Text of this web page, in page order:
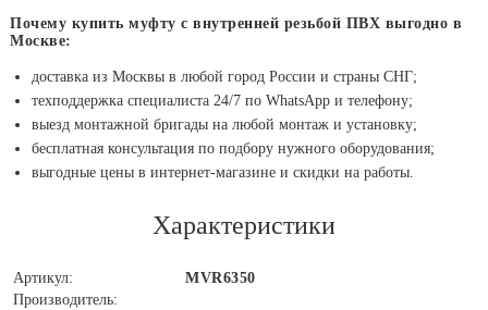
Почему купить муфту с внутренней резьбой ПВХ выгодно в
Москве:
доставка из Москвы в любой город России и страны СНГ;
техподдержка специалиста 24/7 по WhatsApp и телефону;
выезд монтажной бригады на любой монтаж и установку;
бесплатная консультация по подбору нужного оборудования;
выгодные цены в интернет-магазине и скидки на работы.
Характеристики
Артикул:
MVR6350
Производитель: